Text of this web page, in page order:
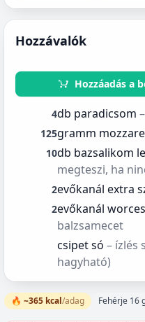
Hozzávalók
Hozzáadás a
4db paradicsom
125gramm
10db bazsalikom
megteszi, ha
2evőkanál extra
2evőkanál
balzsamecet
csipet só – ízlés
hagyható)
🔥 ~365 kcal/adag Fehérje 16